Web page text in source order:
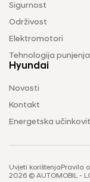
Sigurnost
Održivost
Elektromotori
Tehnologija punjenja
Hyundai
Novosti
Kontakt
Energetska
Uvjeti korištenja Pravila
2026 © AUTOMOBIL -